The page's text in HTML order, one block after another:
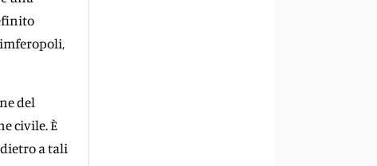
del
civile. È
a tali